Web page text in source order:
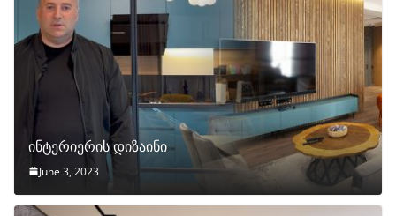
ინტერიერის დიზაინი
June 3, 2023